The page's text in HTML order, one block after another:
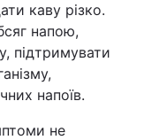
каву різко.
напою,
підтримувати
напоїв.
не